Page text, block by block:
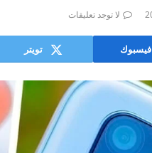
لا توجد تعليقات
فيسبوك تويتر